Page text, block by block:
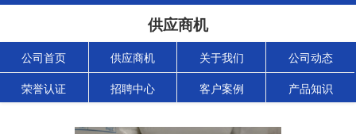
供应商机
公司首页 供应商机 关于我们 公司动态
荣誉认证 招聘中心 客户案例 产品知识